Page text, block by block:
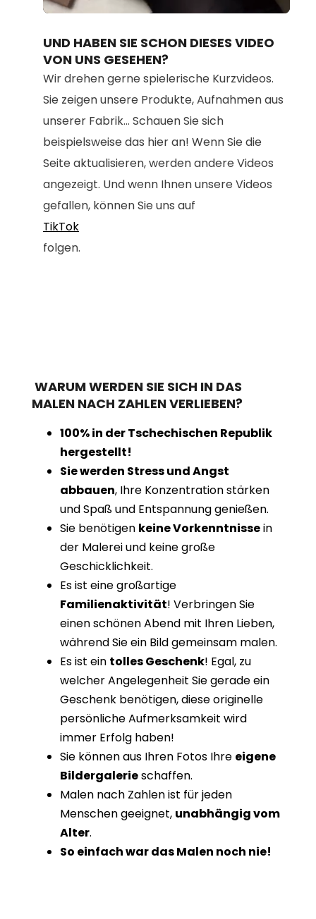
100.00%
UND HABEN SIE SCHON DIESES VIDEO
VON UNS GESEHEN?
Wir drehen gerne spielerische Kurzvideos.
Sie zeigen unsere Produkte, Aufnahmen aus
unserer Fabrik... Schauen Sie sich
beispielsweise das hier an! Wenn Sie die
Seite aktualisieren, werden andere Videos
angezeigt. Und wenn Ihnen unsere Videos
gefallen, können Sie uns auf
TikTok
folgen.
WARUM WERDEN SIE SICH IN DAS
MALEN NACH ZAHLEN VERLIEBEN?
100% in der Tschechischen Republik
hergestellt!
Sie werden Stress und Angst
abbauen, Ihre Konzentration stärken
und Spaß und Entspannung genießen.
Sie benötigen keine Vorkenntnissein
der Malerei und keine große
Geschicklichkeit.
Es ist eine großartige
Familienaktivität! Verbringen Sie
einen schönen Abend mit Ihren Lieben,
während Sie ein Bild gemeinsam malen.
Es ist ein tolles Geschenk! Egal, zu
welcher Angelegenheit Sie gerade ein
Geschenk benötigen, diese originelle
persönliche Aufmerksamkeit wird
immer Erfolg haben!
Sie können aus Ihren Fotos Ihre eigene
Bildergalerieschaffen.
Malen nach Zahlen ist für jeden
Menschen geeignet, unabhängig vom
Alter.
So einfach war das Malen noch nie!